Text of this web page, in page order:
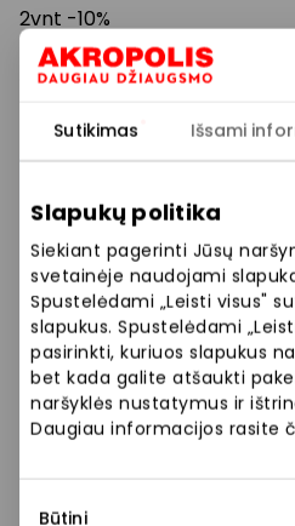
Sutikimas Išsami
Slapukų politika
Siekiant pagerinti Jūsų
svetainėje naudojami
Spustelėdami „Leisti visus"
slapukus. Spustelėdami
pasirinkti, kuriuos slapukus
bet kada galite atšaukti
naršyklės nustatymus ir
Daugiau informacijos rasite
Būtini
2vnt -10%
3vnt -15%
Prekybos ir pramogų
savarankiškai nustato
dydžius bei kitas aktualias
Stengiamės kuo tiksliau
informaciją, tačiau, jei kyla
tinklalapyje pateiktos
informacijos parduotuvėje
vietoje, visada
konkrečioje parduotuvėje
vietoje.